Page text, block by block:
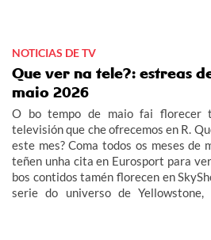
NOTICIAS DE TV
Que ver na tele?: estreas
maio 2026
O bo tempo de maio fai florecer
televisión que che ofrecemos en R.
este mes? Coma todos os meses de
teñen unha cita en Eurosport para
bos contidos tamén florecen en
serie do universo de Yellowstone,